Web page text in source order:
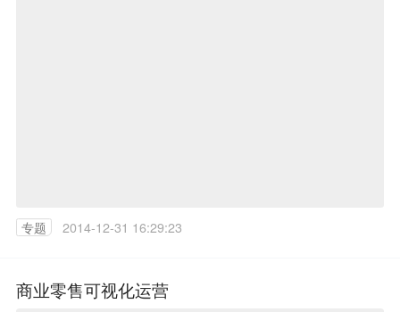
专题 2014-12-31 16:29:23
商业零售可视化运营